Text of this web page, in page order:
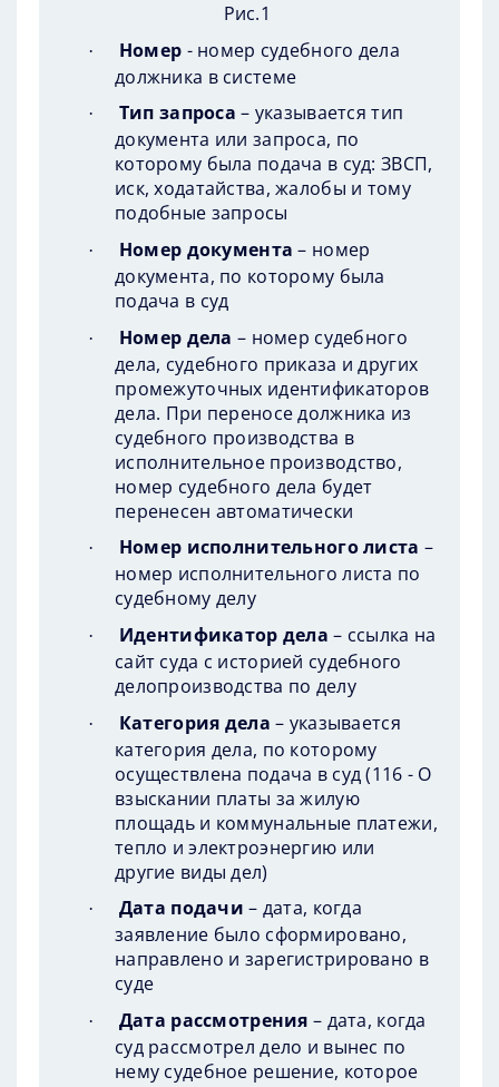
Рис.1
· Номер - номер судебного дела
должника в системе
· Тип запроса – указывается тип
документа или запроса, по
которому была подача в суд: ЗВСП,
иск, ходатайства, жалобы и тому
подобные запросы
· Номер документа – номер
документа, по которому была
подача в суд
· Номер дела – номер судебного
дела, судебного приказа и других
промежуточных идентификаторов
дела. При переносе должника из
судебного производства в
исполнительное производство,
номер судебного дела будет
перенесен автоматически
· Номер исполнительного листа –
номер исполнительного листа по
судебному делу
· Идентификатор дела – ссылка на
сайт суда с историей судебного
делопроизводства по делу
· Категория дела – указывается
категория дела, по которому
осуществлена подача в суд (116 - О
взыскании платы за жилую
площадь и коммунальные платежи,
тепло и электроэнергию или
другие виды дел)
· Дата подачи – дата, когда
заявление было сформировано,
направлено и зарегистрировано в
суде
· Дата рассмотрения – дата, когда
суд рассмотрел дело и вынес по
нему судебное решение, которое